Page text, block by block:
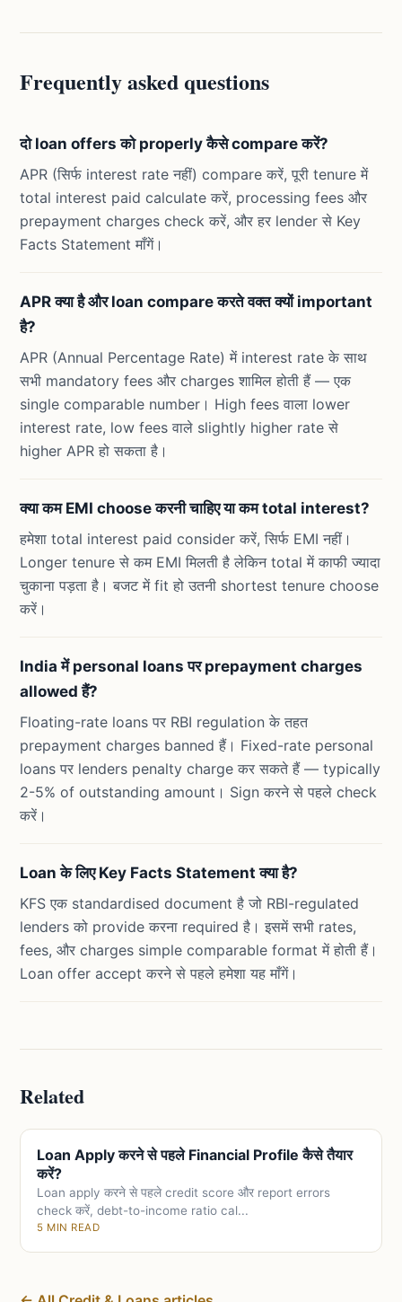
Frequently asked questions
दो loan offers को properly कैसे compare करें?
APR (सिर्फ interest rate नहीं) compare करें, पूरी tenure में
total interest paid calculate करें, processing fees और
prepayment charges check करें, और हर lender से Key
Facts Statement माँगें।
APR क्या है और loan compare करते वक्त क्यों important
है?
APR (Annual Percentage Rate) में interest rate के साथ
सभी mandatory fees और charges शामिल होती हैं — एक
single comparable number। High fees वाला lower
interest rate, low fees वाले slightly higher rate से
higher APR हो सकता है।
क्या कम EMI choose करनी चाहिए या कम total interest?
हमेशा total interest paid consider करें, सिर्फ EMI नहीं।
Longer tenure से कम EMI मिलती है लेकिन total में काफी ज्यादा
चुकाना पड़ता है। बजट में fit हो उतनी shortest tenure choose
करें।
India में personal loans पर prepayment charges
allowed हैं?
Floating-rate loans पर RBI regulation के तहत
prepayment charges banned हैं। Fixed-rate personal
loans पर lenders penalty charge कर सकते हैं — typically
2-5% of outstanding amount। Sign करने से पहले check
करें।
Loan के लिए Key Facts Statement क्या है?
KFS एक standardised document है जो RBI-regulated
lenders को provide करना required है। इसमें सभी rates,
fees, और charges simple comparable format में होती हैं।
Loan offer accept करने से पहले हमेशा यह माँगें।
Related
Loan Apply करने से पहले Financial Profile कैसे तैयार
करें?
Loan apply करने से पहले credit score और report errors
check करें, debt-to-income ratio cal...
5 MIN READ